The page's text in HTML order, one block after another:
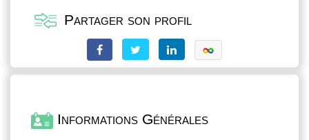
Partager son profil
Informations Générales